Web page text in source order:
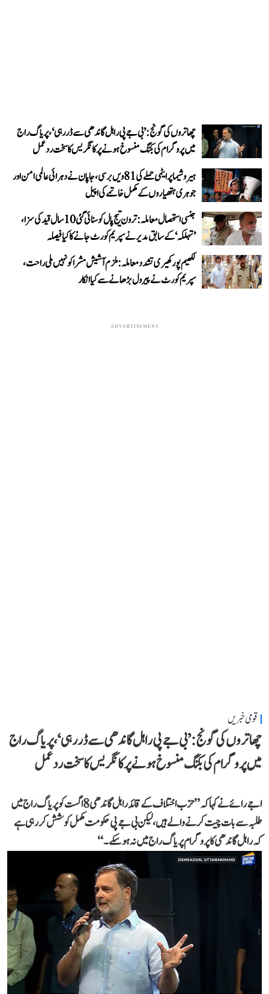
چھاتروں کی گونج: ’بی جے پی راہل گاندھی سے ڈر رہی‘، پریاگ راج
میں پروگرام کی بکنگ منسوخ ہونے پر کانگریس کا سخت ردعمل
ہیروشیما پر ایٹمی حملے کی 81ویں برسی، جاپان نے دہرائی عالمی امن اور
جوہری ہتھیاروں کے مکمل خاتمے کی اپیل
جنسی استحصال معاملہ: ترون تیج پال کو سنائی گئی 10 سال قید کی سزا،
’تہلکہ‘ کے سابق مدیر نے سپریم کورٹ جانے کا کیا فیصلہ
لکھیم پور کھیری تشدد معاملہ: ملزم آشیش مشرا کو نہیں ملی راحت،
سپریم کورٹ نے پیرول بڑھانے سے کیا انکار
ADVERTISEMENT
قومی خبریں
چھاتروں کی گونج: ’بی جے پی راہل گاندھی سے ڈر رہی‘، پریاگ راج
میں پروگرام کی بکنگ منسوخ ہونے پر کانگریس کا سخت ردعمل
اجے رائے نے کہا کہ ’’حزب اختلاف کے قائد راہل گاندھی 8 اگست کو پریاگ راج میں
طلبہ سے بات چیت کرنے والے ہیں، لیکن بی جے پی حکومت مکمل کوشش کر رہی ہے
کہ راہل گاندھی کا پروگرام پریاگ راج میں نہ ہو سکے۔‘‘